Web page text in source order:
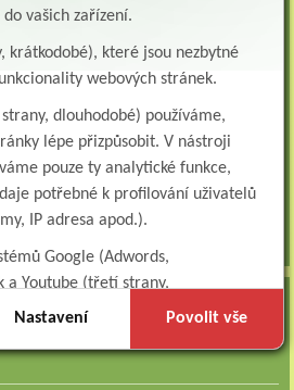
a ftizeologiePr...
Žamberk přijme
přijme do pracovního
Požadujeme:odbornou způsobi...
všechna volná místa »
vašich zařízení.
krátkodobé), které jsou nezbytné
webových stránek.
dlouhodobé) používáme,
lépe přizpůsobit. V nástroji
pouze ty analytické funkce,
potřebné k profilování uživatelů
IP adresa apod.).
Google (Adwords,
a Youtube (třetí strany,
slouží k marketingovému
personalizované reklamy na
Nastavení Povolit vše